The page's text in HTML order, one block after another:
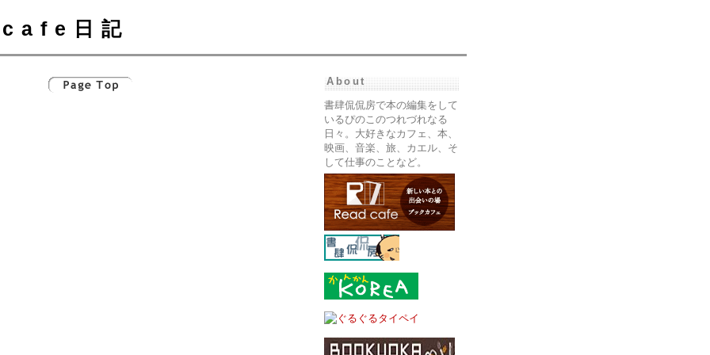
cafe日記
About
書肆侃侃房で本の編集をして
いるぴのこのつれづれなる
日々。大好きなカフェ、本、
映画、音楽、旅、カエル、そ
して仕事のことなど。